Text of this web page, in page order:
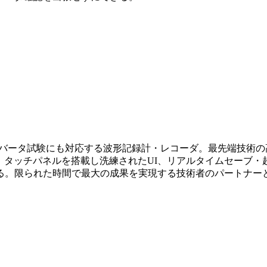
ータ試験にも対応する波形記録計・レコーダ。最先端技術
ッチパネルを搭載し洗練されたUI、リアルタイムセーブ
限られた時間で最大の成果を実現する技術者のパートナー